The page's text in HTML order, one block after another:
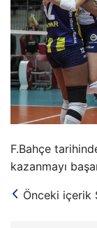
F.Bahçe
kazanmayı
Önceki içerik